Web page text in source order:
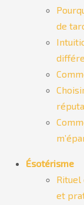
de
Ésotérisme
et